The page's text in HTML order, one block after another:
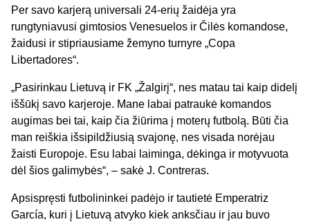
Per savo karjerą universali 24-erių žaidėja yra
rungtyniavusi gimtosios Venesuelos ir Čilės komandose,
žaidusi ir stipriausiame žemyno turnyre „Copa
Libertadores“.
„Pasirinkau Lietuvą ir FK „Žalgirį“, nes matau tai kaip didelį
iššūkį savo karjeroje. Mane labai patraukė komandos
augimas bei tai, kaip čia žiūrima į moterų futbolą. Būti čia
man reiškia išsipildžiusią svajonę, nes visada norėjau
žaisti Europoje. Esu labai laiminga, dėkinga ir motyvuota
dėl šios galimybės“, – sakė J. Contreras.
Apsispręsti futbolininkei padėjo ir tautietė Emperatriz
García, kuri į Lietuvą atvyko kiek anksčiau ir jau buvo